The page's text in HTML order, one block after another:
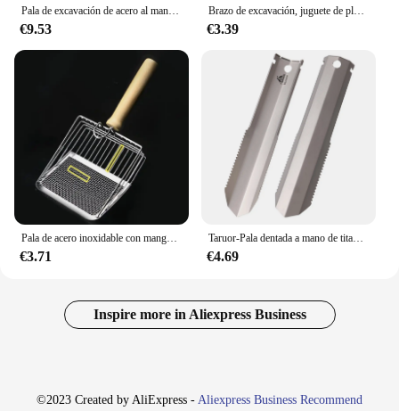
Pala de excavación de acero al manganeso para niños, pala impermeable a prueba de óxido, pala de jardín para playa, Camping al aire libre, grande
€9.53
Brazo de excavación, juguete de playa grande para niños y adultos, puede usar herramientas de pala de nieve para excavar el suelo, excavar arena y digar feliz
€3.39
€3.71
Taruor-Pala dentada a mano de titanio para jardín, pala para acampar al aire libre, senderismo, mochilero, paleta con Clip
€4.69
Inspire more in Aliexpress Business
©2023 Created by AliExpress - Aliexpress Business Recommend